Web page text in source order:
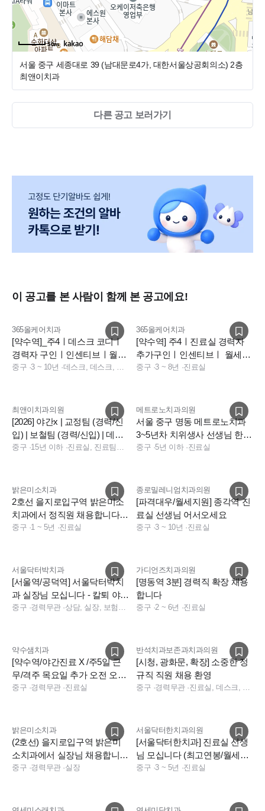
*보철팀 진료실 치과위생사*
- 1년차 뿅아리 선생님 :)
- 5년차 이하 경력직 : 구강스캐너 가능자 우대 :D
망설이지 마시고 지원해주세요!
기다리고 있겠습니다 :) ^^
* 서류전형 합격자에 한하여 개별 통지 예정입니다.
지원하는 파트와 희망연봉을 꼭! 기재해주세요 : )
우리와 "함께" 성장해나갈 선생님들~!
우리와 "함께" 더 좋은 복지를 만들어나갈 선생님들~!
우리와 "함께" 진심으로 진료를 이어갈 따뜻한 선생님들~!
많은 관심과 지원 부탁드립니다 : )
50m
서울 중구 세종대로 39 (남대문로4가, 대한서울상공회의소) 2층
최앤이치과
다른 공고 보러가기
이 공고를 본 사람이 함께 본 공고에요!
365올케어치과
[약수역]_주4ㅣ데스크 코디ㅣ
경력자 구인ㅣ인센티브ㅣ월세
지원
중구 ·3 ~ 10년 · 데스크, 데스크, 전화응대(CS), 데스크, 사무직, 보험청구
365올케어치과
[약수역] 주4ㅣ진료실 경력자
추가구인ㅣ인센티브ㅣ 월세지
원ㅣ기숙사(마감)
중구 ·3 ~ 8년 ·진료실
최앤이치과의원
[2026] 야간x | 교정팀 (경력/신
입) | 보철팀 (경력/신입) | 데스
크(경력)
중구 ·15년 이하 · 진료실, 진료팀장, 데스크, 데스크, 전화응대(CS)
메트로노치과의원
서울 중구 명동 메트로노치과
3~5년차 치위생사 선생님 한분
을 충원합니다
중구 ·5년 이하·진료실
밝은미소치과
2호선 을지로입구역 밝은미소
치과에서 정직원 채용합니다.
(1명)
중구 ·1 ~ 5년 ·진료실
종로밀레니엄치과의원
[파격대우/월세지원] 종각역 진
료실 선생님 어서오세요
중구 ·3 ~ 10년 ·진료실
서울닥터박치과
[서울역/공덕역] 서울닥터박치
과 실장님 모십니다 - 칼퇴 야간
X 전원치과위생사 상여금 연차
중구 ·경력무관· 상담, 실장, 보험청구, 데스크
가디언즈치과의원
[명동역 3분] 경력직 확장 채용
합니다
중구 ·2 ~ 6년 ·진료실
약수샘치과
[약수역/야간진료 X /주5일 근
무/격주 목요일 추가 오전 오프]
진료실 정직원 구인
중구 ·경력무관·진료실
반석치과보존과치과의원
[시청, 광화문, 확장] 소중한 정
규직 직원 채용 환영
중구 ·경력무관· 진료실, 데스크, 보험청구, 상담, 총괄실장, 경영지원, 수술실, 사무직, 진료팀장
밝은미소치과
(2호선) 을지로입구역 밝은미
소치과에서 실장님 채용합니
다.
중구 ·경력무관·실장
서울닥터한치과의원
[서울닥터한치과] 진료실 선생
님 모십니다 (최고연봉/월세지
원) (충원)
중구 ·3 ~ 5년 ·진료실